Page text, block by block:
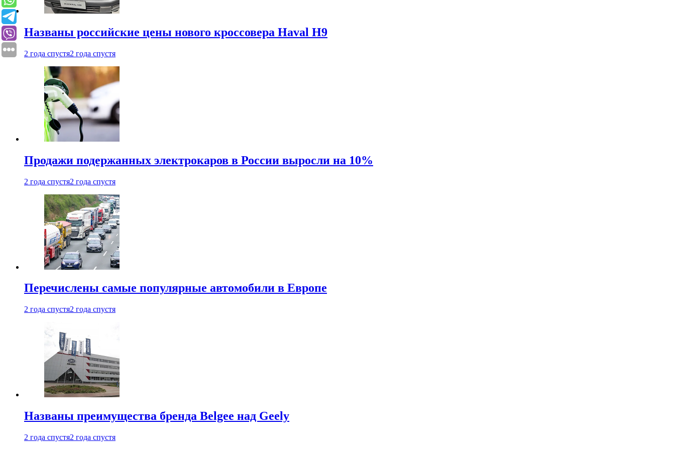
Названы российские цены нового кроссовера Haval H9
2 года спустя2 года спустя
Продажи подержанных электрокаров в России выросли на 10%
2 года спустя2 года спустя
Перечислены самые популярные автомобили в Европе
2 года спустя2 года спустя
Названы преимущества бренда Belgee над Geely
2 года спустя2 года спустя